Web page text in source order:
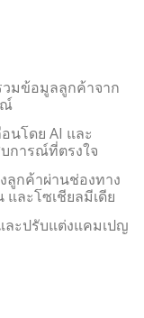
วมข้อมูลลูกค้าจาก
ณ์
นโดย AI และ
การณ์ที่ตรงใจ
ลูกค้าผ่านช่องทาง
และโซเชียลมีเดีย
ละปรับแต่งแคมเปญ